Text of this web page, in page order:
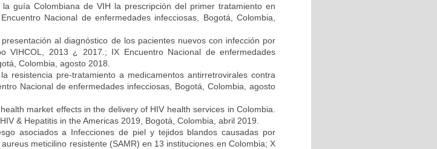
la guía Colombiana de VIH la prescripción del primer tratamiento en
Nacional de enfermedades infecciosas, Bogotá, Colombia,
al diagnóstico de los pacientes nuevos con infección por
VIHCOL, 2013 ¿ 2017.; IX Encuentro Nacional de enfermedades
Colombia, agosto 2018.
resistencia pre-tratamiento a medicamentos antirretrovirales contra
Nacional de enfermedades infecciosas, Bogotá, Colombia, agosto
market effects in the delivery of HIV health services in Colombia.
& Hepatitis in the Americas 2019, Bogotá, Colombia, abril 2019.
asociados a Infecciones de piel y tejidos blandos causadas por
meticilino resistente (SAMR) en 13 instituciones en Colombia; X